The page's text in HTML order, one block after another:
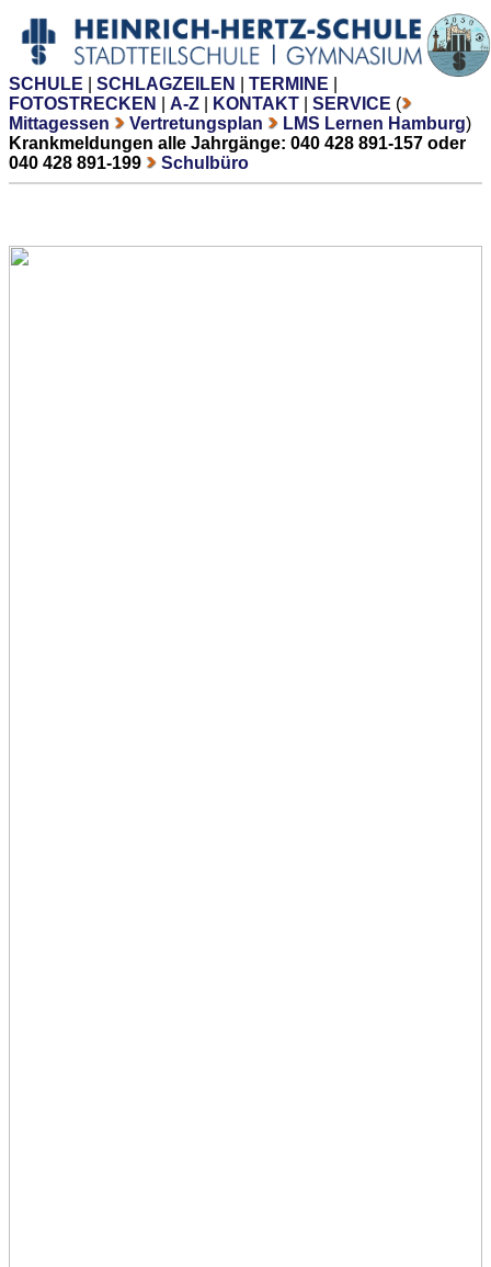
SCHULE SCHLAGZEILEN TERMINE
FOTOSTRECKEN
A-Z KONTAKT SERVICE (
Mittagessen
Vertretungsplan LMS Lernen Hamburg)
Krankmeldungen alle Jahrgänge: 040 428 891-157 oder
040 428 891-199
Schulbüro